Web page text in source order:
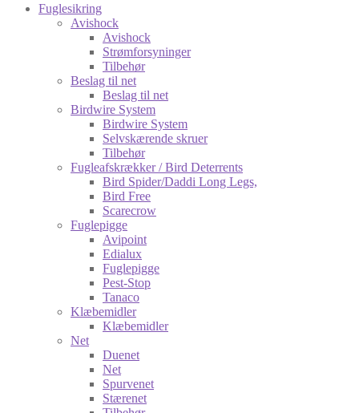
Fuglesikring
Avishock
Avishock
Strømforsyninger
Tilbehør
Beslag til net
Beslag til net
Birdwire System
Birdwire System
Selvskærende skruer
Tilbehør
Fugleafskrækker / Bird Deterrents
Bird Spider/Daddi Long Legs,
Bird Free
Scarecrow
Fuglepigge
Avipoint
Edialux
Fuglepigge
Pest-Stop
Tanaco
Klæbemidler
Klæbemidler
Net
Duenet
Net
Spurvenet
Stærenet